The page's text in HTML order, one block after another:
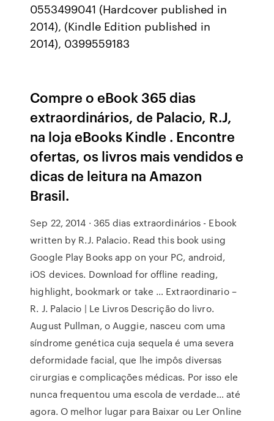
0553499041 (Hardcover published in
2014), (Kindle Edition published in
2014), 0399559183
Compre o eBook 365 dias
extraordinários, de Palacio, R.J,
na loja eBooks Kindle . Encontre
ofertas, os livros mais vendidos e
dicas de leitura na Amazon
Brasil.
Sep 22, 2014 · 365 dias extraordinários - Ebook
written by R.J. Palacio. Read this book using
Google Play Books app on your PC, android,
iOS devices. Download for offline reading,
highlight, bookmark or take … Extraordinario –
R. J. Palacio | Le Livros Descrição do livro.
August Pullman, o Auggie, nasceu com uma
síndrome genética cuja sequela é uma severa
deformidade facial, que lhe impôs diversas
cirurgias e complicações médicas. Por isso ele
nunca frequentou uma escola de verdade… até
agora. O melhor lugar para Baixar ou Ler Online